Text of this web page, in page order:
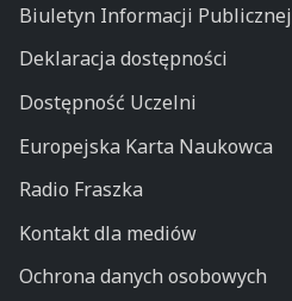
Biuletyn Informacji Publicznej
Deklaracja dostępności
Dostępność Uczelni
Europejska Karta Naukowca
Radio Fraszka
Kontakt dla mediów
Ochrona danych osobowych